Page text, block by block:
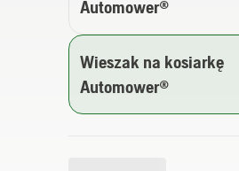
Automower®
Wieszak na kosiarkę
Automower®